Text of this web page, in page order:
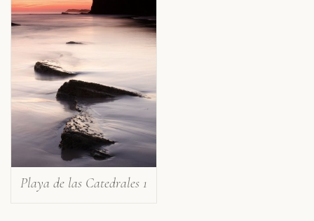
Playa de las Catedrales 1